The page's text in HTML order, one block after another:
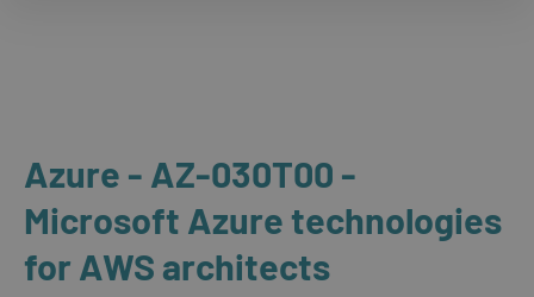
Azure - AZ-030T00 -
Microsoft Azure technologies
for AWS architects